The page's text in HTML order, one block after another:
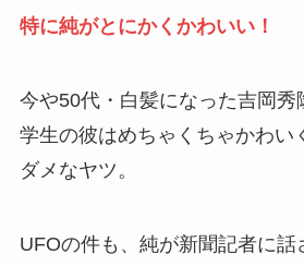
特に純がとにかくかわいい！
今や50代・白髪になった吉岡秀
学生の彼はめちゃくちゃかわい
ダメなヤツ。
UFOの件も、純が新聞記者に話